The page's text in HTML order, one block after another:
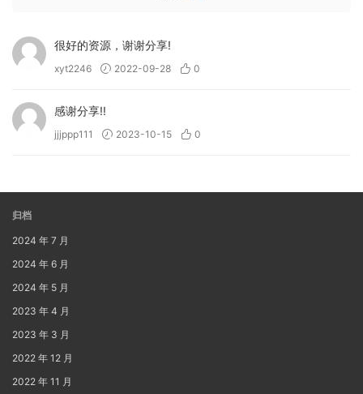
很好的资源，谢谢分享!
xyt2246 2022-09-28 0
感谢分享!!
jjjppp111 2023-10-15 0
归档
2024 年 7 月
2024 年 6 月
2024 年 5 月
2023 年 4 月
2023 年 3 月
2022 年 12 月
2022 年 11 月